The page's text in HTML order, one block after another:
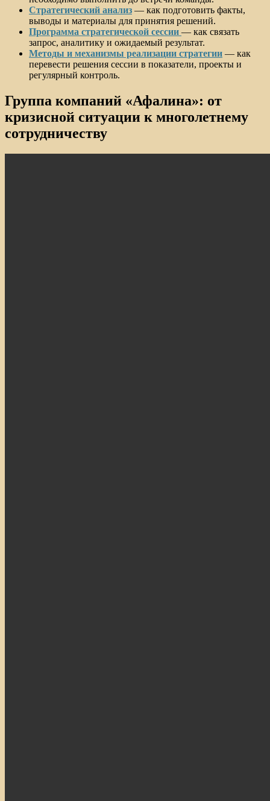
Стратегический анализ — как подготовить факты,
выводы и материалы для принятия решений.
Программа стратегической сессии — как связать
запрос, аналитику и ожидаемый результат.
Методы и механизмы реализации стратегии — как
перевести решения сессии в показатели, проекты и
регулярный контроль.
Группа компаний «Афалина»: от
кризисной ситуации к многолетнему
сотрудничеству